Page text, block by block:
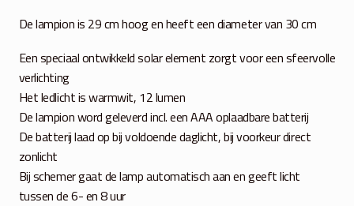
De lampion is 29 cm hoog en heeft een diameter van 30 cm
Een speciaal ontwikkeld solar element zorgt voor een sfeervolle
verlichting
Het ledlicht is warmwit, 12 lumen
De lampion word geleverd incl. een AAA oplaadbare batterij
De batterij laad op bij voldoende daglicht, bij voorkeur direct
zonlicht
Bij schemer gaat de lamp automatisch aan en geeft licht
tussen de 6- en 8 uur